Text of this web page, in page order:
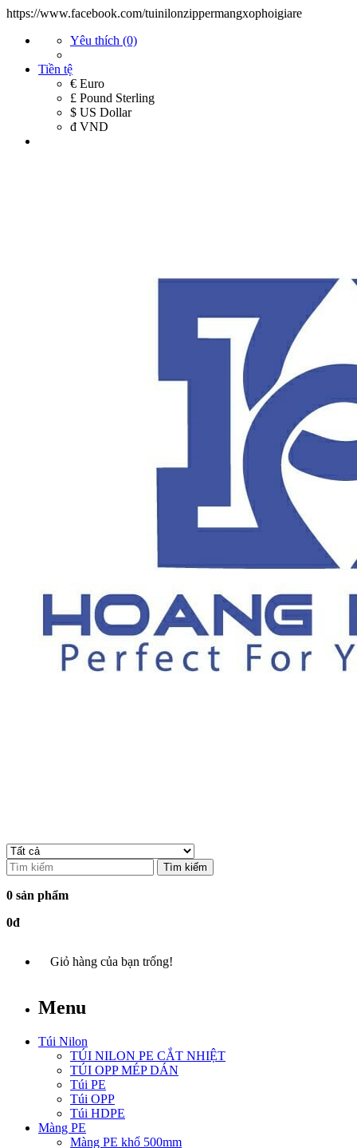
https://www.facebook.com/tuinilonzippermangxophoigiare
Yêu thích (0)
Tiền tệ
€ Euro
£ Pound Sterling
$ US Dollar
đ VND
Tìm kiếm
0 sản phẩm
0đ
Giỏ hàng của bạn trống!
Menu
Túi Nilon
TÚI NILON PE CẮT NHIỆT
TÚI OPP MÉP DÁN
Túi PE
Túi OPP
Túi HDPE
Màng PE
Màng PE khổ 500mm